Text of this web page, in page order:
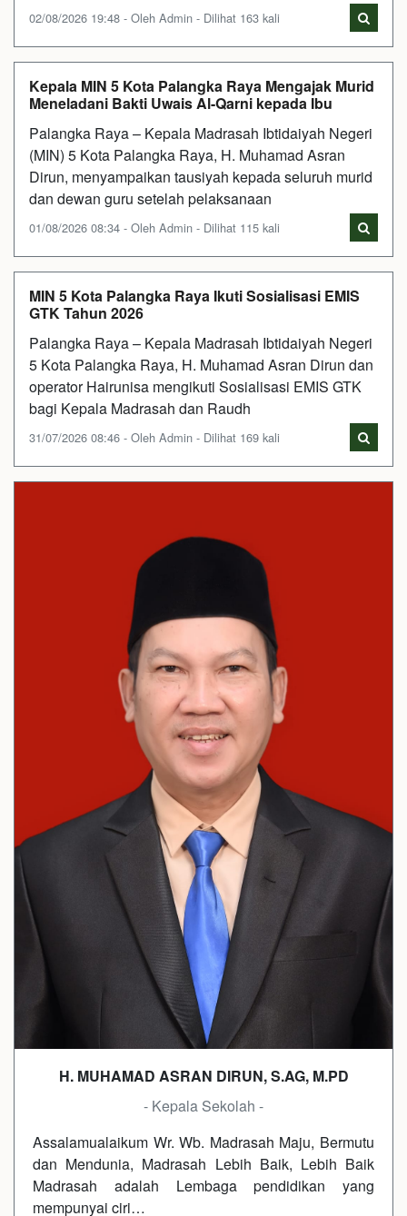
02/08/2026 19:48 - Oleh Admin - Dilihat 163 kali
Kepala MIN 5 Kota Palangka Raya Mengajak Murid
Meneladani Bakti Uwais Al-Qarni kepada Ibu
Palangka Raya – Kepala Madrasah Ibtidaiyah Negeri
(MIN) 5 Kota Palangka Raya, H. Muhamad Asran
Dirun, menyampaikan tausiyah kepada seluruh murid
dan dewan guru setelah pelaksanaan
01/08/2026 08:34 - Oleh Admin - Dilihat 115 kali
MIN 5 Kota Palangka Raya Ikuti Sosialisasi EMIS
GTK Tahun 2026
Palangka Raya – Kepala Madrasah Ibtidaiyah Negeri
5 Kota Palangka Raya, H. Muhamad Asran Dirun dan
operator Hairunisa mengikuti Sosialisasi EMIS GTK
bagi Kepala Madrasah dan Raudh
31/07/2026 08:46 - Oleh Admin - Dilihat 169 kali
H. MUHAMAD ASRAN DIRUN, S.AG, M.PD
- Kepala Sekolah -
Assalamualaikum Wr. Wb. Madrasah Maju, Bermutu
dan Mendunia, Madrasah Lebih Baik, Lebih Baik
Madrasah adalah Lembaga pendidikan yang
mempunyai ciri…